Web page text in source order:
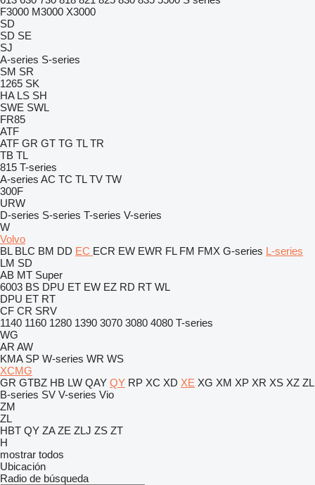
F3000 M3000 X3000
SD
SD SE
SJ
A-series S-series
SM SR
1265 SK
HA LS SH
SWE SWL
FR85
ATF
ATF GR GT TG TL TR
TB TL
815 T-series
A-series AC TC TL TV TW
300F
URW
D-series S-series T-series V-series
W
Volvo
BL BLC BM DD EC ECR EW EWR FL FM FMX G-series L-series
LM SD
AB MT Super
6003 BS DPU ET EW EZ RD RT WL
DPU ET RT
CF CR SRV
1140 1160 1280 1390 3070 3080 4080 T-series
WG
AR AW
KMA SP W-series WR WS
XCMG
GR GTBZ HB LW QAY QY RP XC XD XE XG XM XP XR XS XZ ZL
B-series SV V-series Vio
ZM
ZL
HBT QY ZA ZE ZLJ ZS ZT
H
mostrar todos
Ubicación
Radio de búsqueda